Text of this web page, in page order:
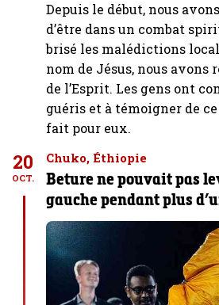
Depuis le début, nous
d’être dans un combat
brisé les malédictions
nom de Jésus, nous avons
de l’Esprit. Les gens ont
guéris et à témoigner de
fait pour eux.
20
OCT.
Chuko, Éthiopie
Beture ne pouvait pas
gauche pendant plus